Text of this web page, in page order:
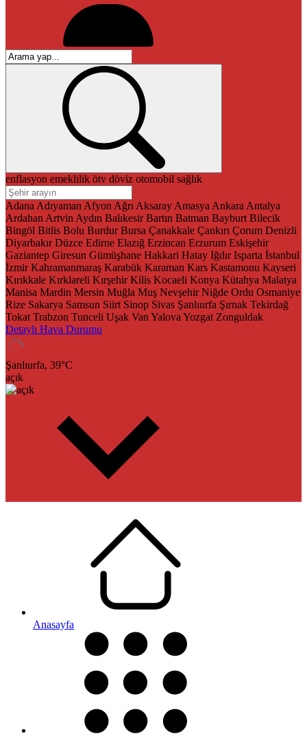
enflasyon emeklilik ötv döviz otomobil sağlık
Adana Adıyaman Afyon Ağrı Aksaray Amasya Ankara Antalya
Ardahan Artvin Aydın Balıkesir Bartın Batman Bayburt Bilecik
Bingöl Bitlis Bolu Burdur Bursa Çanakkale Çankırı Çorum Denizli
Diyarbakır Düzce Edirne Elazığ Erzincan Erzurum Eskişehir
Gaziantep Giresun Gümüşhane Hakkari Hatay Iğdır Isparta İstanbul
İzmir Kahramanmaraş Karabük Karaman Kars Kastamonu Kayseri
Kırıkkale Kırklareli Kırşehir Kilis Kocaeli Konya Kütahya Malatya
Manisa Mardin Mersin Muğla Muş Nevşehir Niğde Ordu Osmaniye
Rize Sakarya Samsun Siirt Sinop Sivas Şanlıurfa Şırnak Tekirdağ
Tokat Trabzon Tunceli Uşak Van Yalova Yozgat Zonguldak
Detaylı Hava Durumu
Şanlıurfa, 39°C
açık
Anasayfa